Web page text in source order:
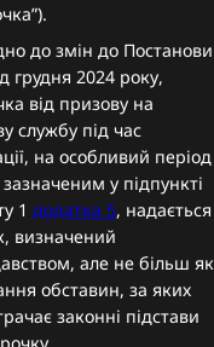
до змін до Постанови
грудня 2024 року,
від призову на
службу під час
на особливий період
у підпункті
1 додатка 5, надається
визначений
але не більш як
обставин, за яких
законні підстави